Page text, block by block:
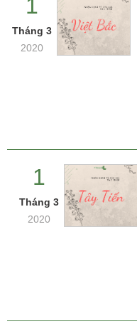
1
Tháng 3
2020
1
Tháng 3
2020